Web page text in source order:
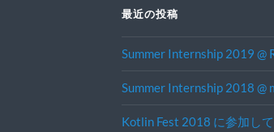
最近の投稿
Summer Internship 2019 @
Summer Internship 2018 @
Kotlin Fest 2018 に参加し